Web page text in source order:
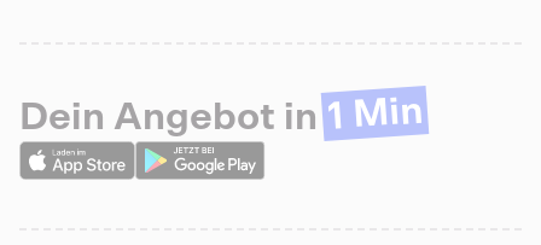
Dein Angebot in 1 Min